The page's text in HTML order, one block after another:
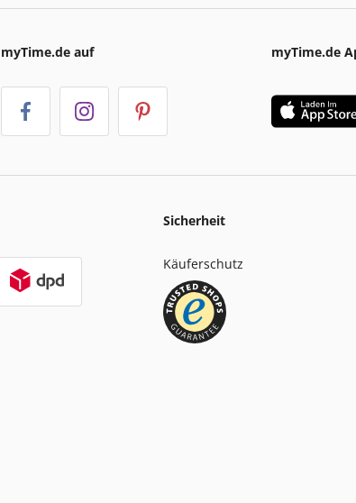
myTime.de auf myTime.de
Sicherheit
Käuferschutz